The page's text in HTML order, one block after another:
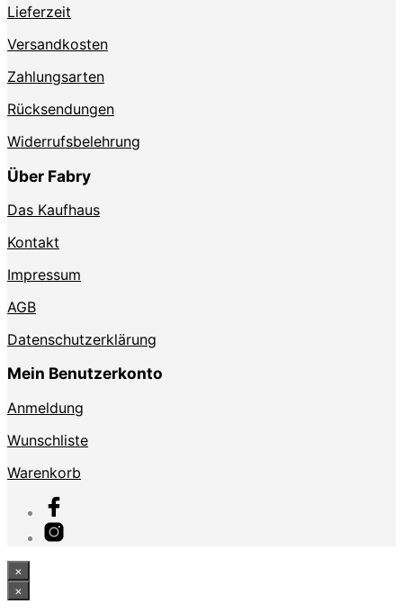
Lieferzeit
Versandkosten
Zahlungsarten
Rücksendungen
Widerrufsbelehrung
Über Fabry
Das Kaufhaus
Kontakt
Impressum
AGB
Datenschutzerklärung
Mein Benutzerkonto
Anmeldung
Wunschliste
Warenkorb
×
×